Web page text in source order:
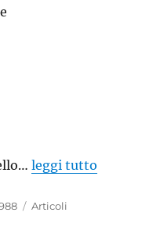
leggi tutto
Categorie
Articoli